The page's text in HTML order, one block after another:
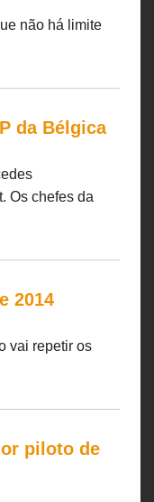
não há limite
da Bélgica
Os chefes da
2014
vai repetir os
piloto de